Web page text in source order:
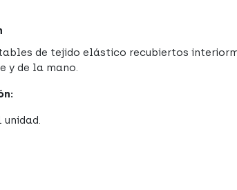
de tejido elástico recubiertos
y de la mano.
unidad.